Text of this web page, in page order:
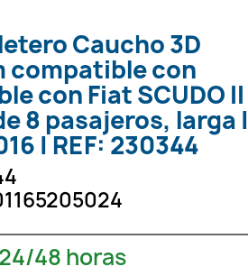
Caucho 3D
compatible con
con Fiat SCUDO II
8 pasajeros, larga |
| REF: 230344
48 horas